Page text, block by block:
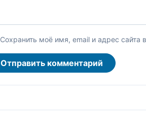
Сохранить моё имя, email и адрес
Отправить комментарий